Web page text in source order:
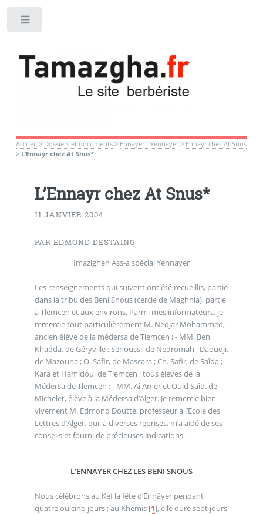
Accueil > Dossiers et documents> Ennayer - Yennayer> Ennayr chez At Snus
> L’Ennayr chez At Snus*
L’Ennayr chez At Snus*
11 JANVIER 2004
PAR EDMOND DESTAING
Imazighen Ass-a spécial Yennayer
Les renseignements qui suivent ont été recueillis, partie
dans la tribu des Beni Snous (cercle de Maghnia), partie
à Tlemcen et aux environs. Parmi mes informateurs, je
remercie tout particulièrement M. Nedjar Mohammed,
ancien élève de la médersa de Tlemcen ; - MM. Ben
Khadda, de Géryville ; Senoussi, de Nedromah ; Daoudji,
de Mazouna ; O. Safir, de Mascara ; Ch. Safir, de Saîda ;
Kara et Hamidou, de Tlemcen ; tous élèves de la
Médersa de Tlemcen ; - MM. Aî Amer et Ould Saîd, de
Michelet, élève à la Médersa d’Alger. Je remercie bien
vivement M. Edmond Doutté, professeur à l’Ecole des
Lettres d’Alger, qui, à diverses reprises, m’a aidé de ses
conseils et fourni de précieuses indications.
L’ENNAYER CHEZ LES BENI SNOUS
Nous célébrons au Kef la fête d’Ennâyer pendant
quatre ou cinq jours ; au Khemis[1], elle dure sept jours